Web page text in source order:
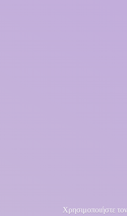
Χρησιμοποιήστε